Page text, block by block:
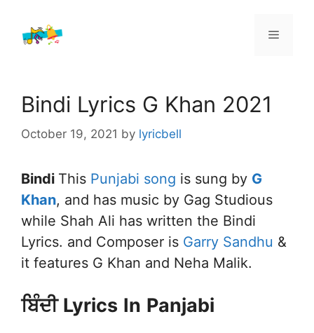
content
Menu
Bindi Lyrics G Khan 2021
October 19, 2021 by lyricbell
Bindi This Punjabi song is sung by G
Khan, and has music by Gag Studious
while Shah Ali has written the Bindi
Lyrics. and Composer is Garry Sandhu &
it features G Khan and Neha Malik.
ਬਿੰਦੀ Lyrics In Panjabi